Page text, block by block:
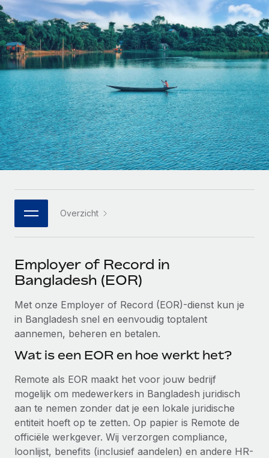
Zzp'ers internationaal onboarden en beheren
PEO
Ingewikkelde HR-taken eenvoudig uitbesteden
INFRASTRUCTUUR
Remote Embedded
HR naadloos in workflows integreren
Platform
Ingebouwde essentiële HR-functies voor je team
Integraties
DIENSTEN
Krijg hulp van global HR- en juridische experts
Achtergrondonderzoek
Vereenvoudig het screeningsproces van
Compliance Watchtower
Blijf compliance-risico's voor
Apparaatbeheer
Lever en track wereldwijd IT-middelen
GROEIFASE
Start-ups
Flexibele global HR en payroll solutions voor groeiende
bedrijven
Mid-market
Teams uitbreiden met HR solutions op maat
Enterprise
Global HR voor grote bedrijven
WERK MET ONS SAMEN
Strategische technologiepartners
Een partner worden
Ontdek hoe je met ons kunt samenwerken
Integraties en advies over AI-automatiseringen
CASESTUDY'S
Hoe AI-pionier Weaviate zijn team met 120%
liet groeien met Remote
Weaviate in één oogopslag Weaviate bouwt open source,
AI-first infrastructuur. De missie van het...
Meer informatie
Betalingscalculator voor zzp'ers
Ontdek valuta-opties en betaalsnelheden voor
internationale zzp'ers
LEREN MET REMOTE
Onderzoek en gidsen
Casestudy's
HR-woordenlijst
Checklists en templates
Webinars
Newsroom
Inzichtencentrum
BLOG
Global Payroll
EOR en PEO
Nederlands
Français
Deutsch
Español
Italiano
Português (Portugal)
日本語
한국어
Inloggen
Overzicht
Employer of Record in
Bangladesh (EOR)
Met onze Employer of Record (EOR)-dienst kun je
in Bangladesh snel en eenvoudig toptalent
aannemen, beheren en betalen.
Wat is een EOR en hoe werkt het?
Remote als EOR maakt het voor jouw bedrijf
mogelijk om medewerkers in Bangladesh juridisch
aan te nemen zonder dat je een lokale juridische
entiteit hoeft op te zetten. Op papier is Remote de
officiële werkgever. Wij verzorgen compliance,
loonlijst, benefits (inclusief aandelen) en andere HR-